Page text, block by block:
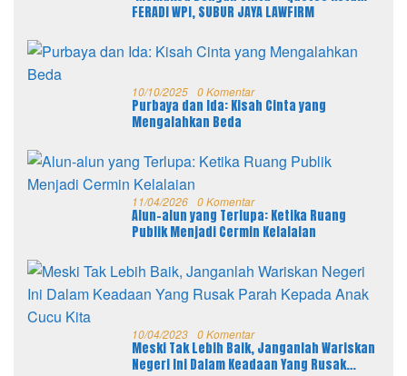
FERADI WPI, SUBUR JAYA LAWFIRM
10/10/2025 0 Komentar
Purbaya dan Ida: Kisah Cinta yang
Mengalahkan Beda
11/04/2026 0 Komentar
Alun-alun yang Terlupa: Ketika Ruang
Publik Menjadi Cermin Kelalaian
10/04/2023 0 Komentar
Meski Tak Lebih Baik, Janganlah Wariskan
Negeri Ini Dalam Keadaan Yang Rusak